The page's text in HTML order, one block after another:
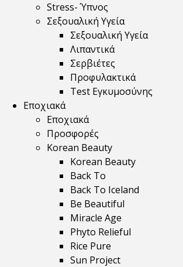
Stress- Ύπνος
Σεξουαλική Υγεία
Σεξουαλική Υγεία
Λιπαντικά
Σερβιέτες
Προφυλακτικά
Test Εγκυμοσύνης
Εποχιακά
Εποχιακά
Προσφορές
Korean Beauty
Korean Beauty
Back To
Back To Iceland
Be Beautiful
Miracle Age
Phyto Relieful
Rice Pure
Sun Project